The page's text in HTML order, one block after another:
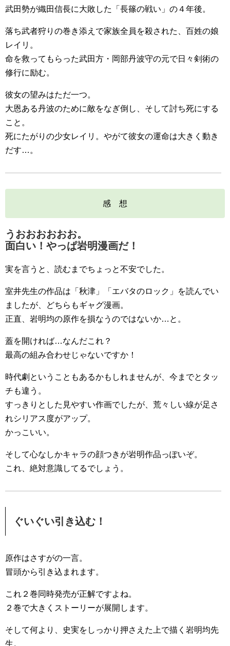
武田勢が織田信長に大敗した「長篠の戦い」の４年後。
落ち武者狩りの巻き添えで家族全員を殺された、百姓の娘
レイリ。
命を救ってもらった武田方・岡部丹波守の元で日々剣術の
修行に励む。
彼女の望みはただ一つ。
大恩ある丹波のために敵をなぎ倒し、そして討ち死にする
こと。
死にたがりの少女レイリ。やがて彼女の運命は大きく動き
だす…。
感 想
うおおおおおお。
面白い！やっぱ岩明漫画だ！
実を言うと、読むまでちょっと不安でした。
室井先生の作品は「秋津」「エバタのロック」を読んでい
ましたが、どちらもギャグ漫画。
正直、岩明均の原作を損なうのではないか…と。
蓋を開ければ…なんだこれ？
最高の組み合わせじゃないですか！
時代劇ということもあるかもしれませんが、今までとタッ
チも違う。
すっきりとした見やすい作画でしたが、荒々しい線が足さ
れシリアス度がアップ。
かっこいい。
そして心なしかキャラの顔つきが岩明作品っぽいぞ。
これ、絶対意識してるでしょう。
ぐいぐい引き込む！
原作はさすがの一言。
冒頭から引き込まれます。
これ２巻同時発売が正解ですよね。
２巻で大きくストーリーが展開します。
そして何より、史実をしっかり押さえた上で描く岩明均先
生。